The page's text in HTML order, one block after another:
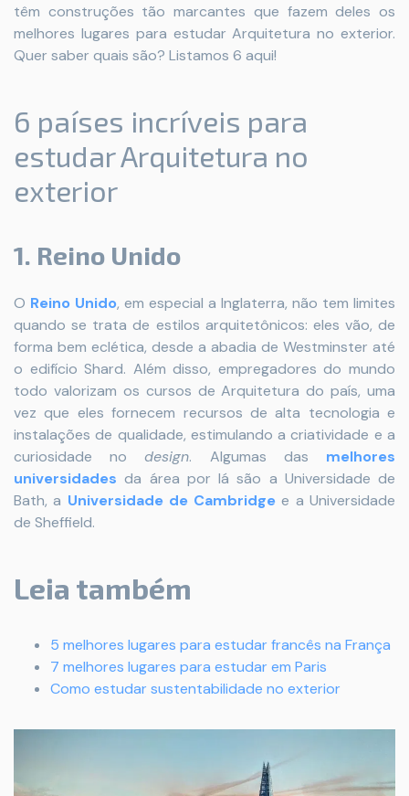
têm construções tão marcantes que fazem deles os
melhores lugares para estudar Arquitetura no exterior.
Quer saber quais são? Listamos 6 aqui!
6 países incríveis para
estudar Arquitetura no
exterior
1. Reino Unido
O Reino Unido, em especial a Inglaterra, não tem limites
quando se trata de estilos arquitetônicos: eles vão, de
forma bem eclética, desde a abadia de Westminster até
o edifício Shard. Além disso, empregadores do mundo
todo valorizam os cursos de Arquitetura do país, uma
vez que eles fornecem recursos de alta tecnologia e
instalações de qualidade, estimulando a criatividade e a
curiosidade nodesign. Algumas das melhores
universidades da área por lá são a Universidade de
Bath, a Universidade de Cambridge e a Universidade
de Sheffield.
Leia também
5 melhores lugares para estudar francês na França
7 melhores lugares para estudar em Paris
Como estudar sustentabilidade no exterior